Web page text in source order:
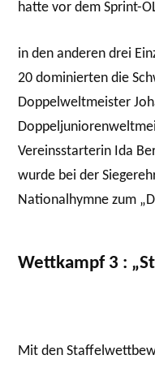
hatte vor dem Sprint-
in den anderen drei
20 dominierten die
Doppelweltmeister
Vereinsstarterin Ida
wurde bei der
Nationalhymne zum
Wettkampf 3 :
Mit den